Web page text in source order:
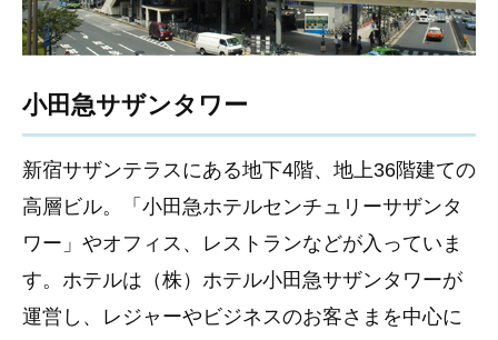
小田急サザンタワー
新宿サザンテラスにある地下4階、地上36階建ての
高層ビル。「小田急ホテルセンチュリーサザンタ
ワー」やオフィス、レストランなどが入っていま
す。ホテルは（株）ホテル小田急サザンタワーが
運営し、レジャーやビジネスのお客さまを中心に